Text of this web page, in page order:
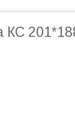
КС